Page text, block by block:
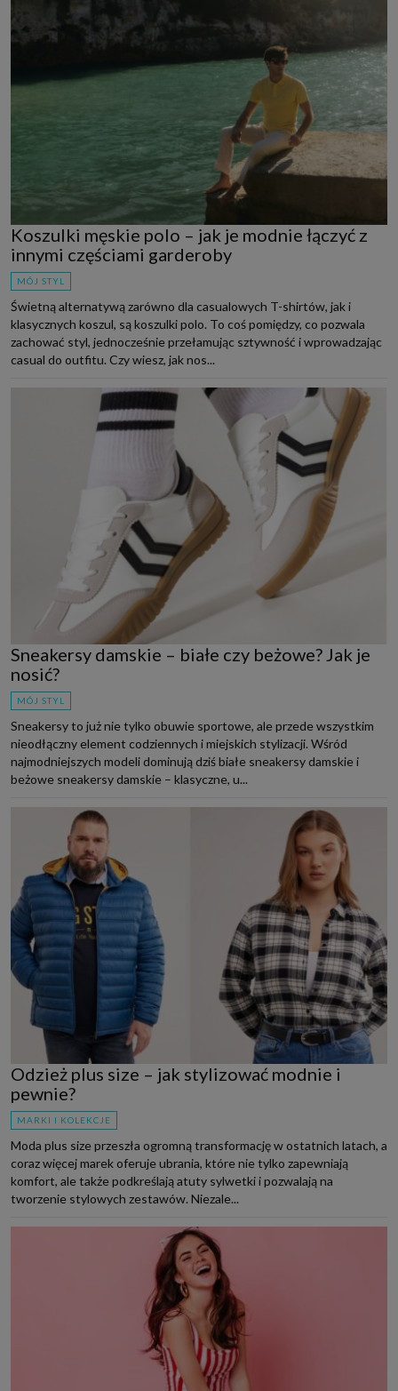
Koszulki męskie polo – jak je modnie łączyć z
innymi częściami garderoby
MÓJ STYL
Świetną alternatywą zarówno dla casualowych T-shirtów, jak i
klasycznych koszul, są koszulki polo. To coś pomiędzy, co pozwala
zachować styl, jednocześnie przełamując sztywność i wprowadzając
casual do outfitu. Czy wiesz, jak nos...
Sneakersy damskie – białe czy beżowe? Jak je
nosić?
MÓJ STYL
Sneakersy to już nie tylko obuwie sportowe, ale przede wszystkim
nieodłączny element codziennych i miejskich stylizacji. Wśród
najmodniejszych modeli dominują dziś białe sneakersy damskie i
beżowe sneakersy damskie – klasyczne, u...
Odzież plus size – jak stylizować modnie i
pewnie?
MARKI I KOLEKCJE
Moda plus size przeszła ogromną transformację w ostatnich latach, a
coraz więcej marek oferuje ubrania, które nie tylko zapewniają
komfort, ale także podkreślają atuty sylwetki i pozwalają na
tworzenie stylowych zestawów. Niezale...